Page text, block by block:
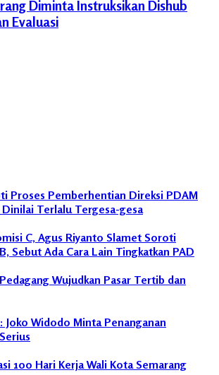
Diminta Instruksikan Dishub
Evaluasi
Proses Pemberhentian Direksi PDAM
Terlalu Tergesa-gesa
C, Agus Riyanto Slamet Soroti
Sebut Ada Cara Lain Tingkatkan PAD
Wujudkan Pasar Tertib dan
Joko Widodo Minta Penanganan
100 Hari Kerja Wali Kota Semarang